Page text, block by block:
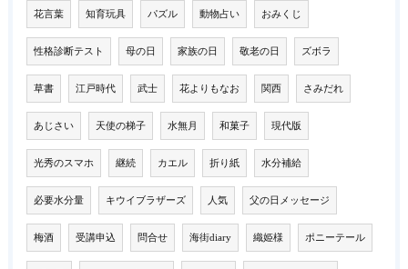
花言葉 知育玩具 パズル 動物占い おみくじ
性格診断テスト 母の日 家族の日 敬老の日 ズボラ
草書 江戸時代 武士 花よりもなお 関西 さみだれ
あじさい 天使の梯子 水無月 和菓子 現代版
光秀のスマホ 継続 カエル 折り紙 水分補給
必要水分量 キウイブラザーズ 人気 父の日メッセージ
梅酒 受講申込 問合せ 海街diary 織姫様 ポニーテール